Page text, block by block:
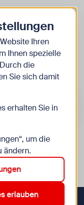
Zum
“Kinder”
Ihren
Ihnen spezielle
die
Sie sich damit
erhalten Sie in
um die
ändern.
erlauben